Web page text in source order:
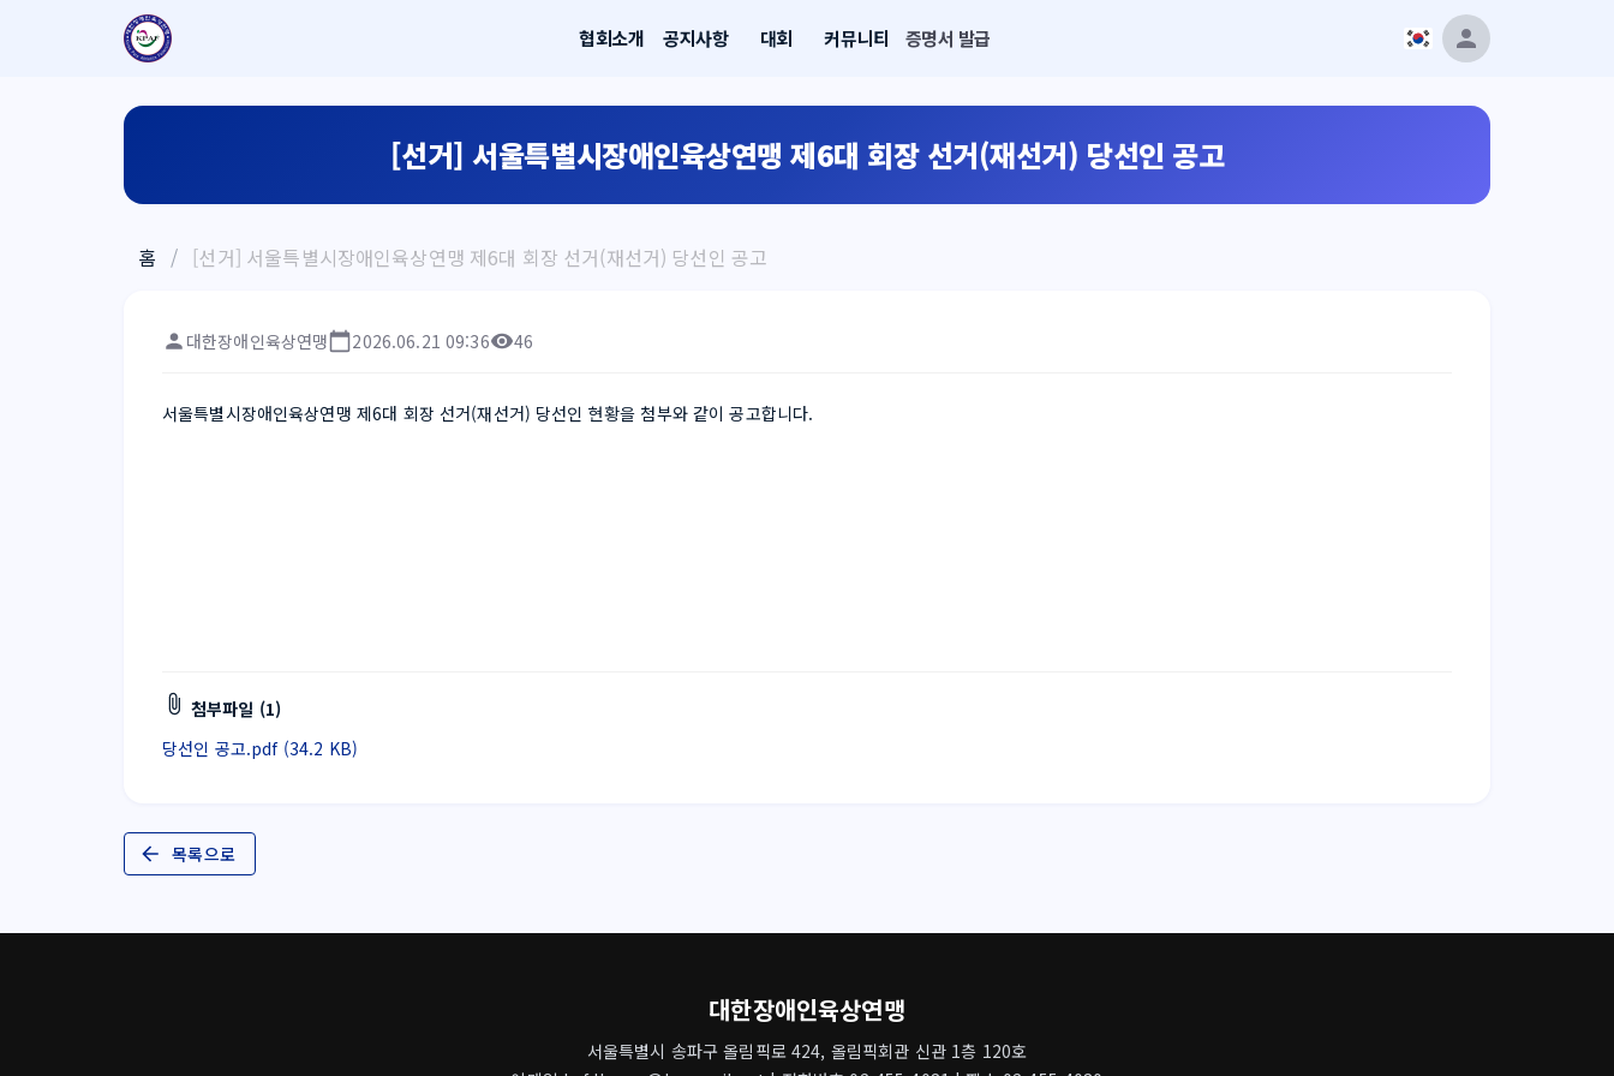
협회소개 공지사항 대회 커뮤니티 증명서 발급
[선거] 서울특별시장애인육상연맹 제6대 회장 선거(재선거) 당선인 공고
홈 / [선거] 서울특별시장애인육상연맹 제6대 회장 선거(재선거) 당선인 공고
대한장애인육상연맹 2026.06.21 09:36 46
서울특별시장애인육상연맹 제6대 회장 선거(재선거) 당선인 현황을 첨부와 같이 공고합니다.
첨부파일 (1)
당선인 공고.pdf (34.2 KB)
목록으로
대한장애인육상연맹
서울특별시 송파구 올림픽로 424, 올림픽회관 신관 1층 120호